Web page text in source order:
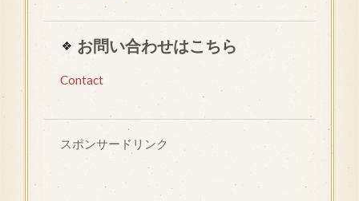
お問い合わせはこちら
Contact
スポンサードリンク